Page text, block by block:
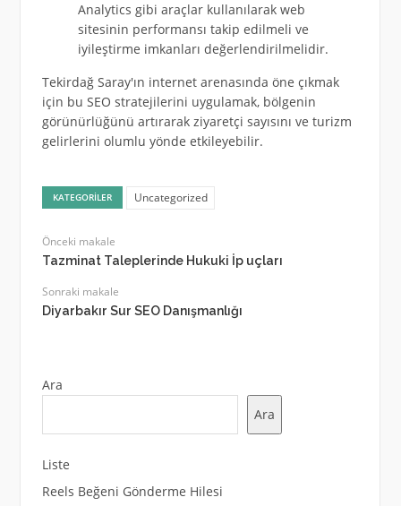
Analytics gibi araçlar kullanılarak web
sitesinin performansı takip edilmeli ve
iyileştirme imkanları değerlendirilmelidir.
Tekirdağ Saray'ın internet arenasında öne çıkmak
için bu SEO stratejilerini uygulamak, bölgenin
görünürlüğünü artırarak ziyaretçi sayısını ve turizm
gelirlerini olumlu yönde etkileyebilir.
KATEGORILER Uncategorized
Önceki makale
Tazminat Taleplerinde Hukuki İp uçları
Sonraki makale
Diyarbakır Sur SEO Danışmanlığı
Ara
Ara
Liste
Reels Beğeni Gönderme Hilesi